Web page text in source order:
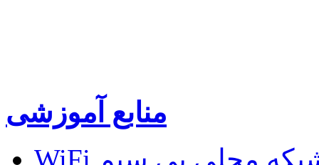
منابع آموزشی